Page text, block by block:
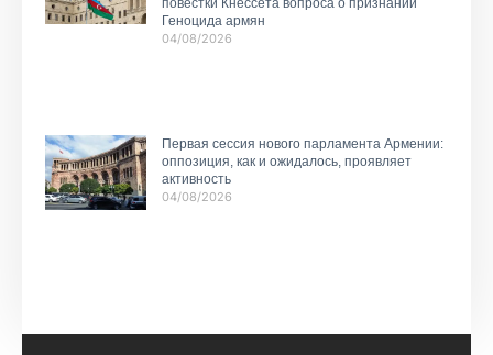
повестки Кнессета вопроса о признании
Геноцида армян
04/08/2026
Первая сессия нового парламента Армении:
оппозиция, как и ожидалось, проявляет
активность
04/08/2026